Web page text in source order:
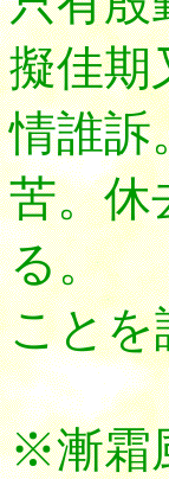
擬佳期
情誰訴
苦。休
る。
こと
※漸霜